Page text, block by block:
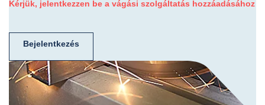
Kérjük, jelentkezzen be a vágási szolgáltatás hozzáadásához
Bejelentkezés